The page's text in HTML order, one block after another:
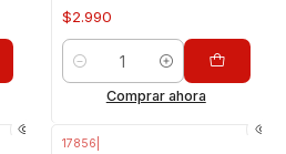
$2.990
Cantidad
Comprar ahora
17856